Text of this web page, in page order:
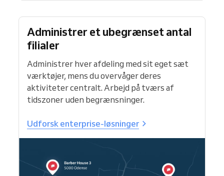
Administrer et ubegrænset antal
filialer
Administrer hver afdeling med sit eget sæt
værktøjer, mens du overvåger deres
aktiviteter centralt. Arbejd på tværs af
tidszoner uden begrænsninger.
Udforsk enterprise-løsninger